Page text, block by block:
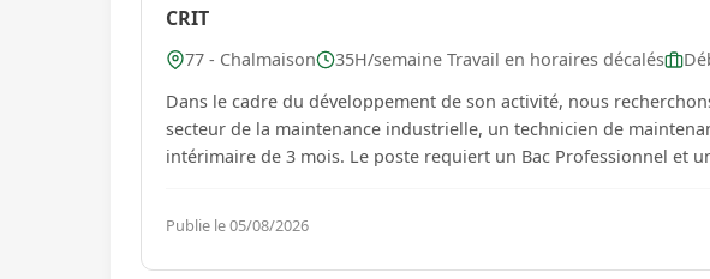
CRIT
77 - Chalmaison 35H/semaine Travail en horaires décalés
Dans le cadre du développement de son activité, nous
secteur de la maintenance industrielle, un technicien de
intérimaire de 3 mois. Le poste requiert un Bac Professionnel et
Publie le 05/08/2026